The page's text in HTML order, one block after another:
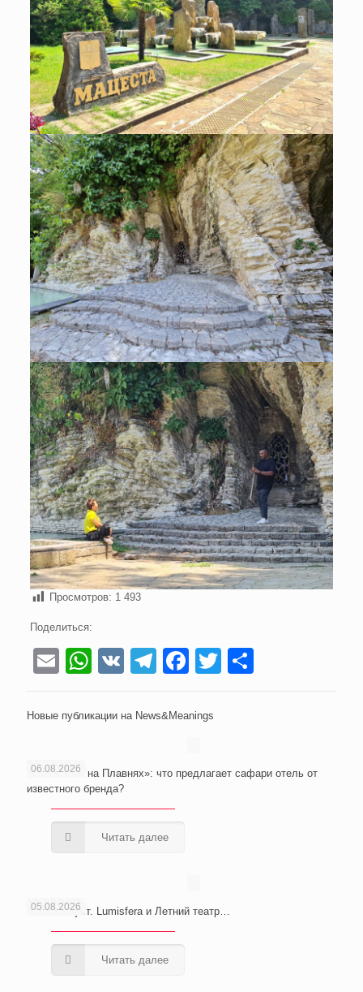
Просмотров: 1 493
Поделиться:
EmailWhatsApp
VK Telegram
Facebook
Twitter
Новые публикации на News&Meanings
06.08.2026
«Abrau Club на Плавнях»: что предлагает сафари отель от
известного бренда?
Читать далее
05.08.2026
Сочи. Август. Lumisfera и Летний театр…
Читать далее